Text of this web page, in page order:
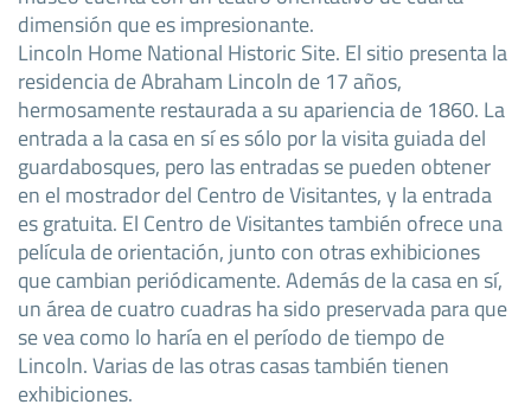
dimensión que es impresionante.
Lincoln Home National Historic Site. El sitio presenta la
residencia de Abraham Lincoln de 17 años,
hermosamente restaurada a su apariencia de 1860. La
entrada a la casa en sí es sólo por la visita guiada del
guardabosques, pero las entradas se pueden obtener
en el mostrador del Centro de Visitantes, y la entrada
es gratuita. El Centro de Visitantes también ofrece una
película de orientación, junto con otras exhibiciones
que cambian periódicamente. Además de la casa en sí,
un área de cuatro cuadras ha sido preservada para que
se vea como lo haría en el período de tiempo de
Lincoln. Varias de las otras casas también tienen
exhibiciones.